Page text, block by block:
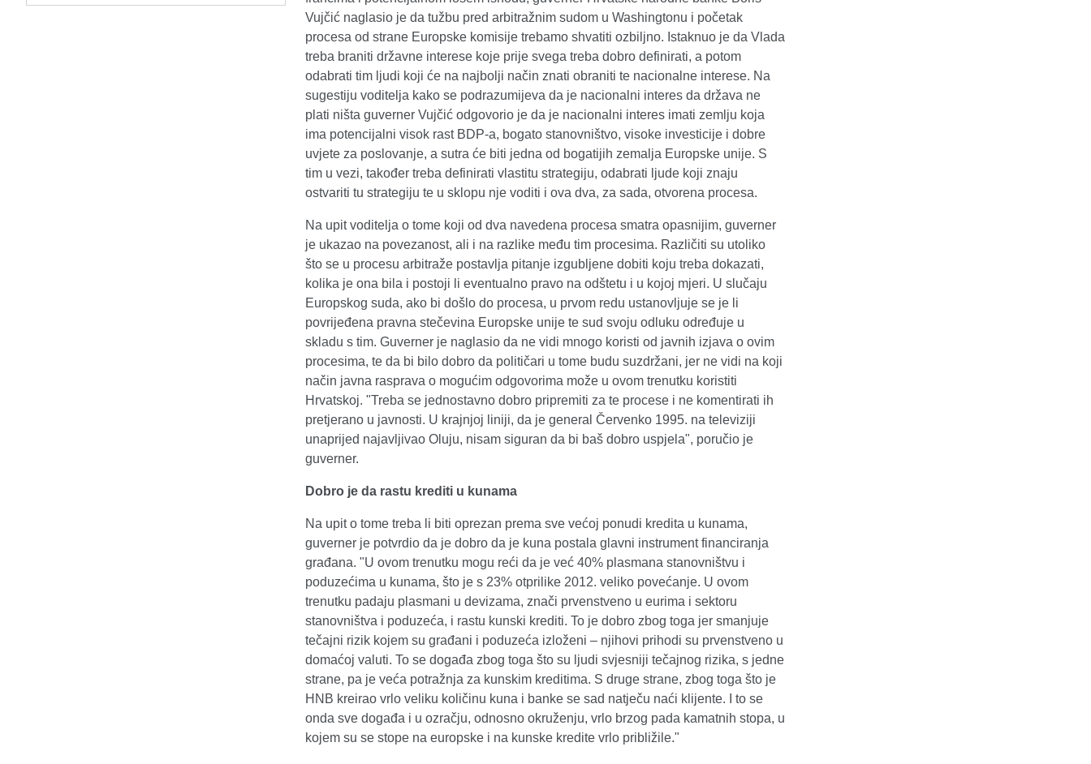
Vujčić naglasio je da tužbu pred arbitražnim sudom u Washingtonu i početak
procesa od strane Europske komisije trebamo shvatiti ozbiljno. Istaknuo je da Vlada
treba braniti državne interese koje prije svega treba dobro definirati, a potom
odabrati tim ljudi koji će na najbolji način znati obraniti te nacionalne interese. Na
sugestiju voditelja kako se podrazumijeva da je nacionalni interes da država ne
plati ništa guverner Vujčić odgovorio je da je nacionalni interes imati zemlju koja
ima potencijalni visok rast BDP-a, bogato stanovništvo, visoke investicije i dobre
uvjete za poslovanje, a sutra će biti jedna od bogatijih zemalja Europske unije. S
tim u vezi, također treba definirati vlastitu strategiju, odabrati ljude koji znaju
ostvariti tu strategiju te u sklopu nje voditi i ova dva, za sada, otvorena procesa.
Na upit voditelja o tome koji od dva navedena procesa smatra opasnijim, guverner
je ukazao na povezanost, ali i na razlike među tim procesima. Različiti su utoliko
što se u procesu arbitraže postavlja pitanje izgubljene dobiti koju treba dokazati,
kolika je ona bila i postoji li eventualno pravo na odštetu i u kojoj mjeri. U slučaju
Europskog suda, ako bi došlo do procesa, u prvom redu ustanovljuje se je li
povrijeđena pravna stečevina Europske unije te sud svoju odluku određuje u
skladu s tim. Guverner je naglasio da ne vidi mnogo koristi od javnih izjava o ovim
procesima, te da bi bilo dobro da političari u tome budu suzdržani, jer ne vidi na koji
način javna rasprava o mogućim odgovorima može u ovom trenutku koristiti
Hrvatskoj. "Treba se jednostavno dobro pripremiti za te procese i ne komentirati ih
pretjerano u javnosti. U krajnjoj liniji, da je general Červenko 1995. na televiziji
unaprijed najavljivao Oluju, nisam siguran da bi baš dobro uspjela", poručio je
guverner.
Dobro je da rastu krediti u kunama
Na upit o tome treba li biti oprezan prema sve većoj ponudi kredita u kunama,
guverner je potvrdio da je dobro da je kuna postala glavni instrument financiranja
građana. "U ovom trenutku mogu reći da je već 40% plasmana stanovništvu i
poduzećima u kunama, što je s 23% otprilike 2012. veliko povećanje. U ovom
trenutku padaju plasmani u devizama, znači prvenstveno u eurima i sektoru
stanovništva i poduzeća, i rastu kunski krediti. To je dobro zbog toga jer smanjuje
tečajni rizik kojem su građani i poduzeća izloženi – njihovi prihodi su prvenstveno u
domaćoj valuti. To se događa zbog toga što su ljudi svjesniji tečajnog rizika, s jedne
strane, pa je veća potražnja za kunskim kreditima. S druge strane, zbog toga što je
HNB kreirao vrlo veliku količinu kuna i banke se sad natječu naći klijente. I to se
onda sve događa i u ozračju, odnosno okruženju, vrlo brzog pada kamatnih stopa, u
kojem su se stope na europske i na kunske kredite vrlo približile."